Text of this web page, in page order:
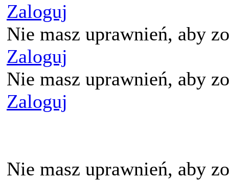
Zaloguj
Nie masz uprawnień, aby
Zaloguj
Nie masz uprawnień, aby
Zaloguj
Nie masz uprawnień, aby